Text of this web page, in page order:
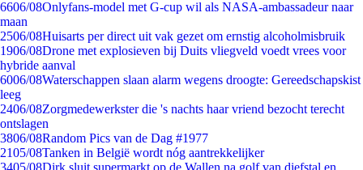
6606/08Onlyfans-model met G-cup wil als NASA-ambassadeur naar
maan
2506/08Huisarts per direct uit vak gezet om ernstig alcoholmisbruik
1906/08Drone met explosieven bij Duits vliegveld voedt vrees voor
hybride aanval
6006/08Waterschappen slaan alarm wegens droogte: Gereedschapskist
leeg
2406/08Zorgmedewerkster die 's nachts haar vriend bezocht terecht
ontslagen
3806/08Random Pics van de Dag #1977
2105/08Tanken in België wordt nóg aantrekkelijker
3405/08Dirk sluit supermarkt op de Wallen na golf van diefstal en